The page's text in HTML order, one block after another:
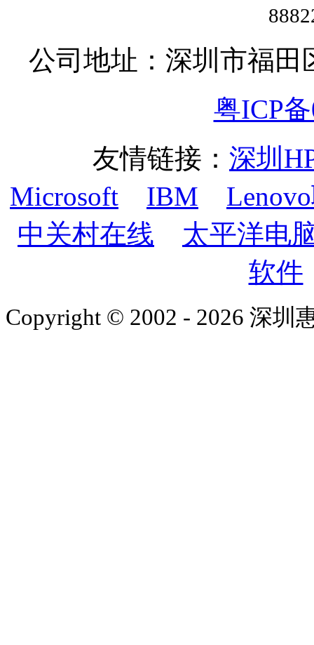
公司地址：深圳市福田
粤ICP
友情链接： 深圳
Microsoft
IBM
中关村在线
太平洋电
软件
Copyright © 2002 - 2026 深圳